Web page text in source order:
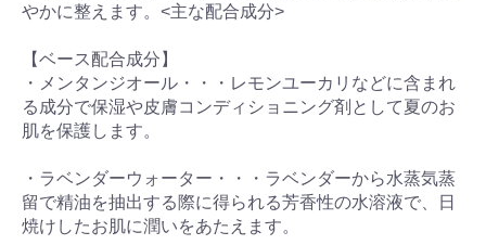
やかに整えます。<主な配合成分>
【ベース配合成分】
・メンタンジオール・・・レモンユーカリなどに含まれ
る成分で保湿や皮膚コンディショニング剤として夏のお
肌を保護します。
・ラベンダーウォーター・・・ラベンダーから水蒸気蒸
留で精油を抽出する際に得られる芳香性の水溶液で、日
焼けしたお肌に潤いをあたえます。